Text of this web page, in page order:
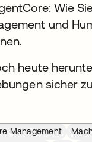
Wie
und
heute
sicher
Management